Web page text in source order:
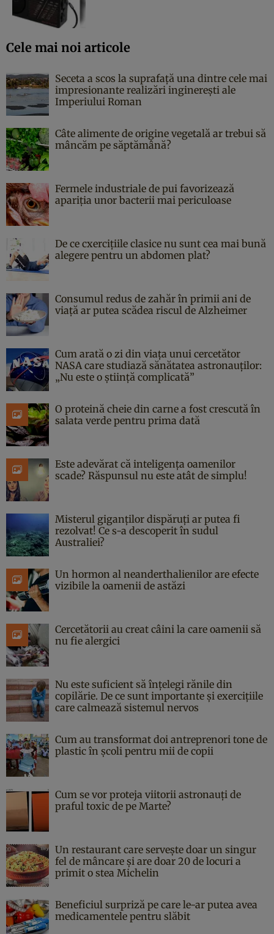
Cele mai noi articole
Seceta a scos la suprafață una dintre cele mai
impresionante realizări inginerești ale
Imperiului Roman
Câte alimente de origine vegetală ar trebui să
mâncăm pe săptămână?
Fermele industriale de pui favorizează
apariția unor bacterii mai periculoase
De ce cxercițiile clasice nu sunt cea mai bună
alegere pentru un abdomen plat?
Consumul redus de zahăr în primii ani de
viață ar putea scădea riscul de Alzheimer
Cum arată o zi din viața unui cercetător
NASA care studiază sănătatea astronauților:
„Nu este o știință complicată”
O proteină cheie din carne a fost crescută în
salata verde pentru prima dată
Este adevărat că inteligența oamenilor
scade? Răspunsul nu este atât de simplu!
Misterul giganților dispăruți ar putea fi
rezolvat! Ce s-a descoperit în sudul
Australiei?
Un hormon al neanderthalienilor are efecte
vizibile la oamenii de astăzi
Cercetătorii au creat câini la care oamenii să
nu fie alergici
Nu este suficient să înțelegi rănile din
copilărie. De ce sunt importante și exercițiile
care calmează sistemul nervos
Cum au transformat doi antreprenori tone de
plastic în școli pentru mii de copii
Cum se vor proteja viitorii astronauți de
praful toxic de pe Marte?
Un restaurant care servește doar un singur
fel de mâncare și are doar 20 de locuri a
primit o stea Michelin
Beneficiul surpriză pe care le-ar putea avea
medicamentele pentru slăbit